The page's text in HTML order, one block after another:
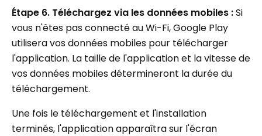
Étape 6. Téléchargez via les données mobiles :Si
vous n'êtes pas connecté au Wi-Fi, Google Play
utilisera vos données mobiles pour télécharger
l'application. La taille de l'application et la vitesse de
vos données mobiles détermineront la durée du
téléchargement.
Une fois le téléchargement et l'installation
terminés, l'application apparaîtra sur l'écran